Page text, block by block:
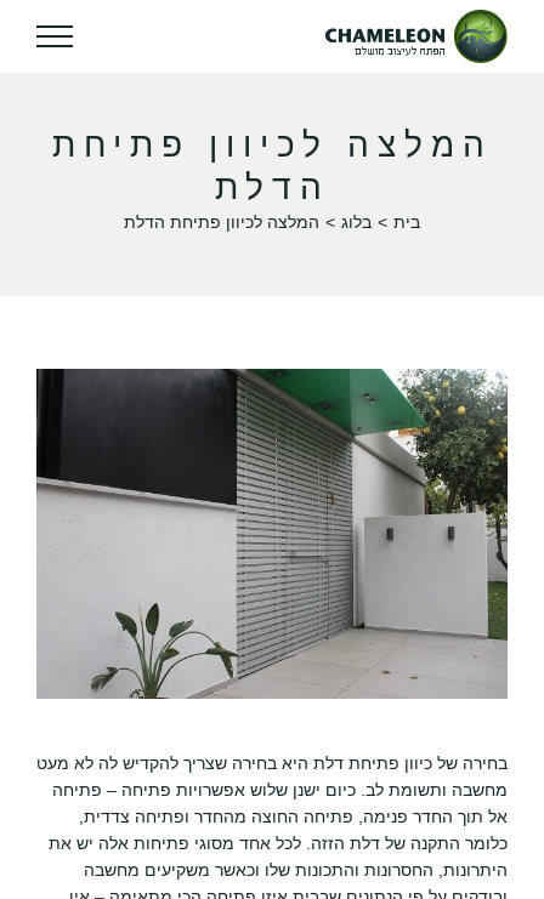
המלצה לכיוון פתיחת
הדלת
בית בלוג המלצה לכיוון פתיחת הדלת
בחירה של כיוון פתיחת דלת היא בחירה שצריך להקדיש לה לא מעט
מחשבה ותשומת לב. כיום ישנן שלוש אפשרויות פתיחה – פתיחה
אל תוך החדר פנימה, פתיחה החוצה מהחדר ופתיחה צדדית,
כלומר התקנה של דלת הזזה. לכל אחד מסוגי פתיחות אלה יש את
היתרונות, החסרונות והתכונות שלו וכאשר משקיעים מחשבה